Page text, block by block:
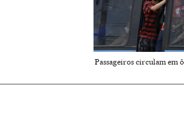
Passageiros circulam em